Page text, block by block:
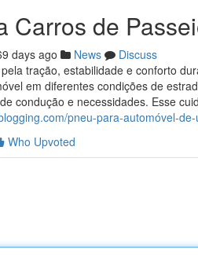
Carros de
days ago News
Discuss
tração, estabilidade e conforto
em diferentes condições de
condução e necessidades. Esse
pneu-para-automóvel-
Who Upvoted